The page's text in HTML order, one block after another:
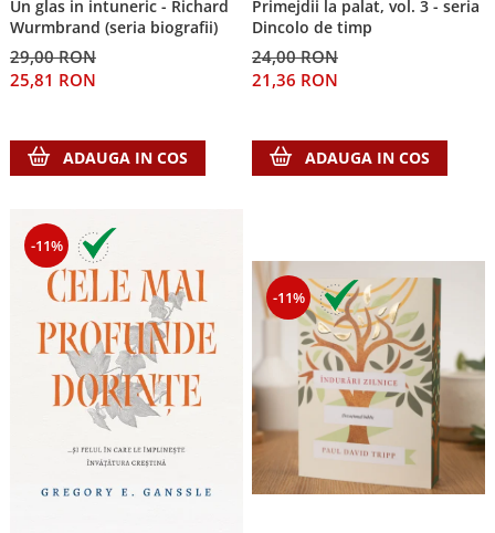
Un glas in intuneric - Richard
Wurmbrand (seria biografii)
29,00 RON
25,81 RON
ADAUGA IN COS
Primejdii la palat, vol. 3 - seria
Dincolo de timp
24,00 RON
21,36 RON
ADAUGA IN COS
-11%
-11%